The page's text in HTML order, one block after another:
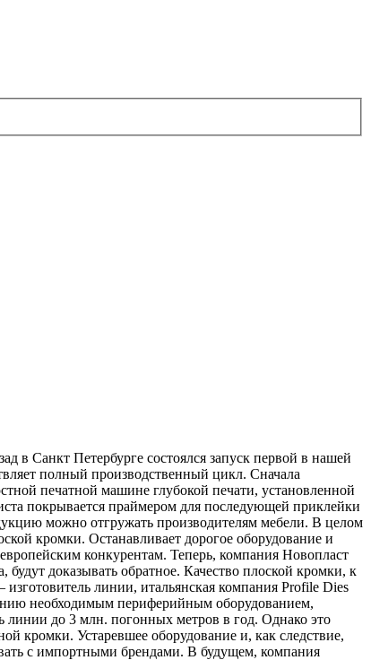
в Санкт Петербурге состоялся запуск первой в нашей
полный производственный цикл. Сначала
печатной машине глубокой печати, установленной
покрывается праймером для последующей приклейки
можно отгружать производителям мебели. В целом
кромки. Останавливает дорогое оборудование и
конкурентам. Теперь, компания Новопласт
доказывать обратное. Качество плоской кромки, к
линии, итальянская компания Profile Dies
необходимым периферийным оборудованием,
линии до 3 млн. погонных метров в год. Однако это
кромки. Устаревшее оборудование и, как следствие,
с импортными брендами. В будущем, компания